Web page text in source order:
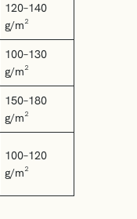
120–140
g/m²
100–130
g/m²
150–180
g/m²
100–120
g/m²